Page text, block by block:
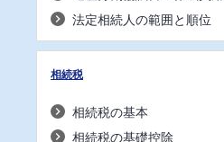
法定相続人の範囲と順位
相続税
相続税の基本
相続税の基礎控除